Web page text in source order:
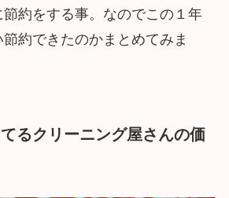
約をする事。なのでこの１年
約できたのかまとめてみま
るクリーニング屋さんの価